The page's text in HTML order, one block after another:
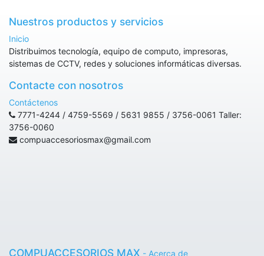
Nuestros productos y servicios
Inicio
Distribuimos tecnología, equipo de computo, impresoras,
sistemas de CCTV, redes y soluciones informáticas diversas.
Contacte con nosotros
Contáctenos
7771-4244 / 4759-5569 / 5631 9855 / 3756-0061 Taller:
3756-0060
compuaccesoriosmax@gmail.com
COMPUACCESORIOS MAX - Acerca de